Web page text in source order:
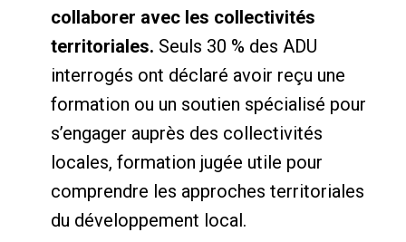
collaborer avec les collectivités
territoriales. Seuls 30 % des ADU
interrogés ont déclaré avoir reçu une
formation ou un soutien spécialisé pour
s’engager auprès des collectivités
locales, formation jugée utile pour
comprendre les approches territoriales
du développement local.